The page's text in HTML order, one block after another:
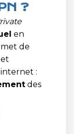
?
en
de
:
des